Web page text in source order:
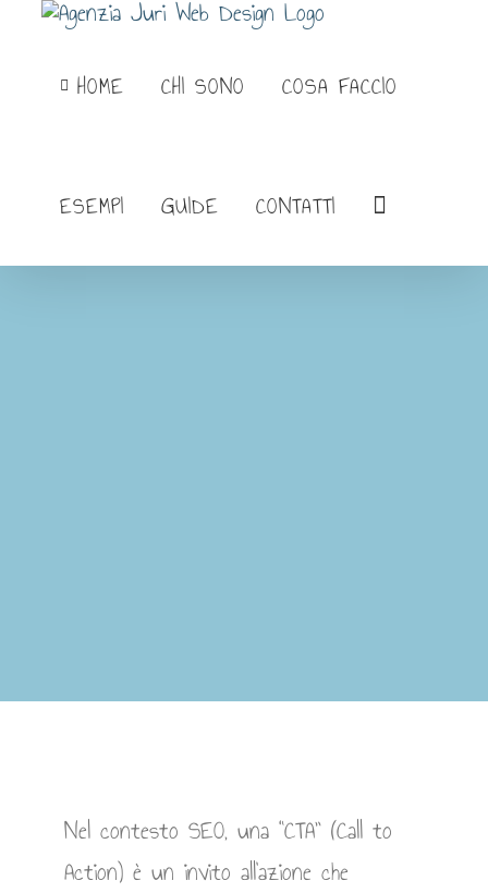
contenutoHOME CHI SONO COSA FACCIO
ESEMPI GUIDE CONTATTI
Nel contesto SEO, una “CTA” (Call to
Action) è un invito all’azione che